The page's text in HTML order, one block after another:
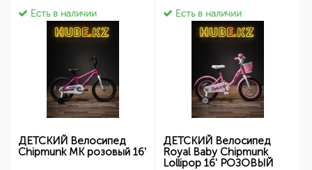
Есть в наличии
ДЕТСКИЙ Велосипед
Chipmunk MK розовый 16'
Есть в наличии
ДЕТСКИЙ Велосипед
Royal Baby Chipmunk
Lollipop 16' РОЗОВЫЙ